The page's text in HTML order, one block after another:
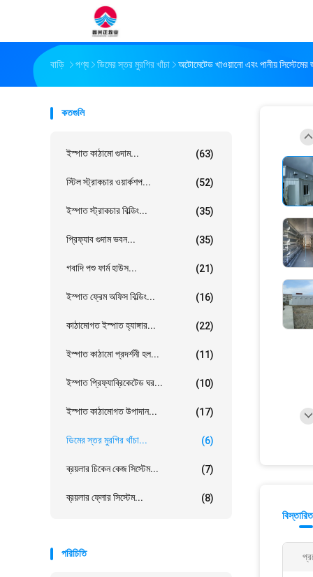
বাড়ি পণ্য ডিমের স্তর মুরগির খাঁচা অটোমেটেড খাওয়ানো এবং পানীয়
কতগুলি
ইস্পাত কাঠামো গুদাম... (63)
স্টিল স্ট্রাকচার ওয়ার্কশপ... (52)
ইস্পাত স্ট্রাকচার বিল্ডিং... (35)
প্রিফ্যাব গুদাম ভবন... (35)
গবাদি পশু ফার্ম হাউস... (21)
ইস্পাত ফ্রেম অফিস বিল্ডিং... (16)
কাঠামোগত ইস্পাত হ্যাঙ্গার... (22)
ইস্পাত কাঠামো প্রদর্শনী হল... (11)
ইস্পাত প্রিফ্যাব্রিকেটেড ঘর... (10)
ইস্পাত কাঠামোগত উপাদান... (17)
ডিমের স্তর মুরগির খাঁচা... (6)
ব্রয়লার চিকেন কেজ সিস্টেম... (7)
ব্রয়লার ফ্লোর সিস্টেম... (8)
পরিচিতি